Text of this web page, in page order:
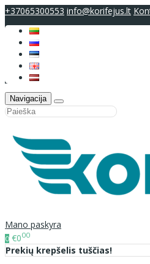
+37065300553 info@korifejus.lt
Navigacija
Mano paskyra
0 €000
Prekių krepšelis tuščias!